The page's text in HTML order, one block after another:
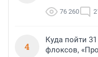
76 260
4
Куда пойти
флоксов,